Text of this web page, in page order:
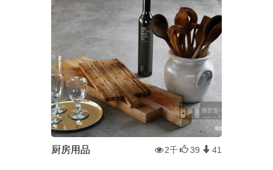
厨房用品 2千 39 41